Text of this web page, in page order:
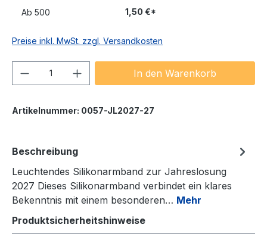
Ab 500 1,50 €*
Preise inkl. MwSt. zzgl. Versandkosten
Produkt Anzahl: Gib denIn den Warenkorb
Artikelnummer: 0057-JL2027-27
Beschreibung
Leuchtendes Silikonarmband zur Jahreslosung
2027 Dieses Silikonarmband verbindet ein klares
Bekenntnis mit einem besonderen… Mehr
Produktsicherheitshinweise